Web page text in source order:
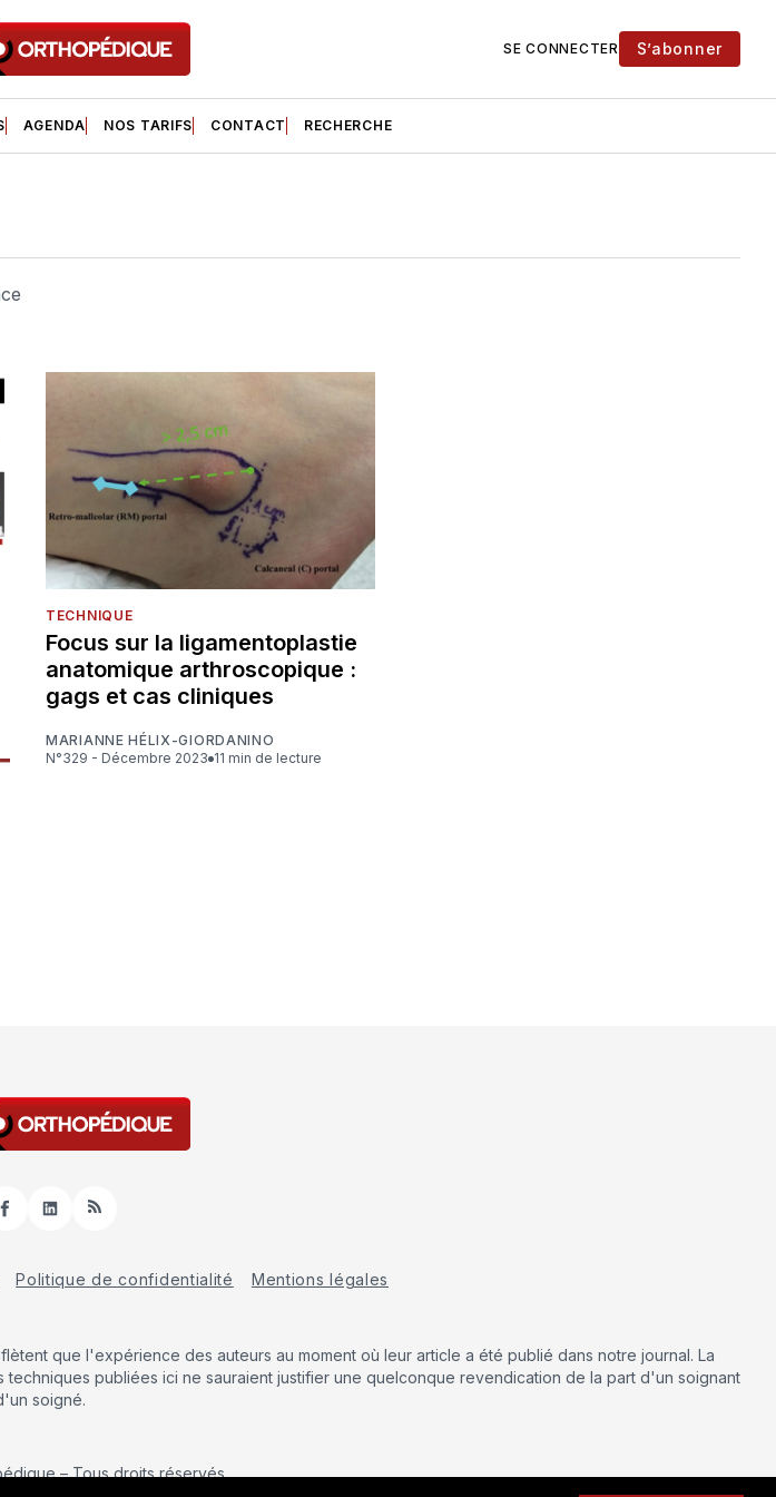
SE CONNECTER S’abonner
AGENDA NOS TARIFS CONTACT RECHERCHE
TECHNIQUE
Focus sur la ligamentoplastie
anatomique arthroscopique :
gags et cas cliniques
MARIANNE HÉLIX-GIORDANINO
N°329 - Décembre 2023
11 min de lecture
FacebookLinkedInRSS
Politique de confidentialité Mentions légales
que l'expérience des auteurs au moment où leur article a été publié dans notre journal. La
publiées ici ne sauraient justifier une quelconque revendication de la part d'un soignant
soigné.
– Tous droits réservés